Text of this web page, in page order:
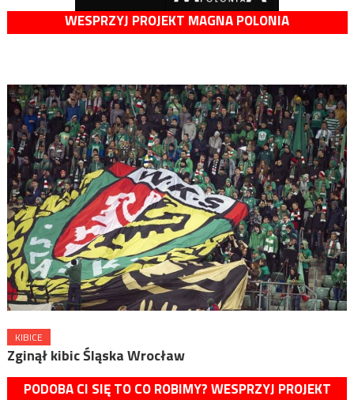
WESPRZYJ PROJEKT MAGNA POLONIA
KIBICE
Zginął kibic Śląska Wrocław
PODOBA CI SIĘ TO CO ROBIMY? WESPRZYJ PROJEKT